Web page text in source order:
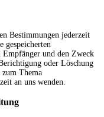
Bestimmungen jederzeit
gespeicherten
Empfänger und den Zweck
oder Löschung
zum Thema
an uns wenden.